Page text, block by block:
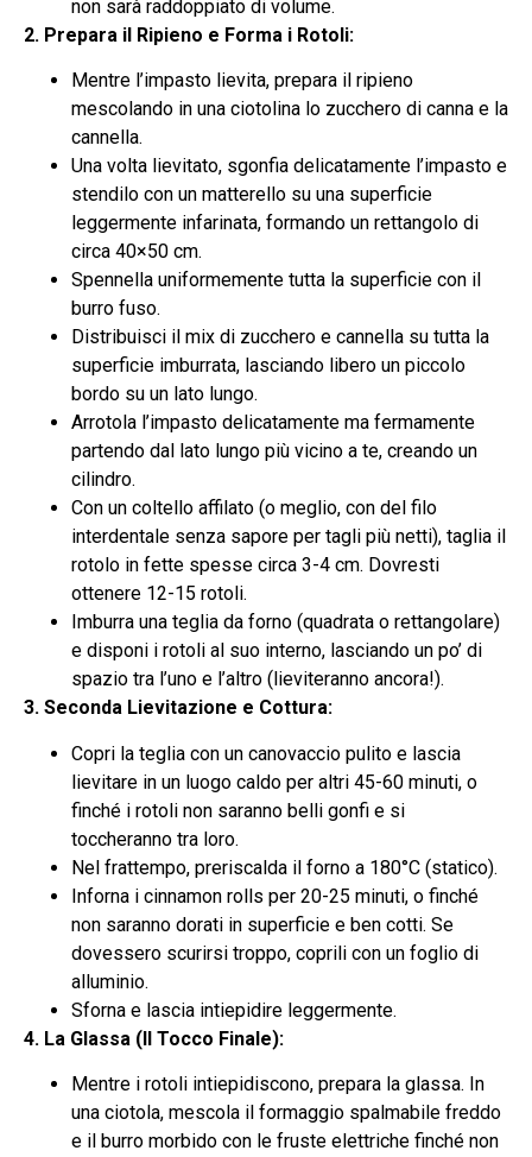
non sarà raddoppiato di volume.
2. Prepara il Ripieno e Forma i Rotoli:
Mentre l’impasto lievita, prepara il ripieno
mescolando in una ciotolina lo zucchero di canna e la
cannella.
Una volta lievitato, sgonfia delicatamente l’impasto e
stendilo con un matterello su una superficie
leggermente infarinata, formando un rettangolo di
circa 40×50 cm.
Spennella uniformemente tutta la superficie con il
burro fuso.
Distribuisci il mix di zucchero e cannella su tutta la
superficie imburrata, lasciando libero un piccolo
bordo su un lato lungo.
Arrotola l’impasto delicatamente ma fermamente
partendo dal lato lungo più vicino a te, creando un
cilindro.
Con un coltello affilato (o meglio, con del filo
interdentale senza sapore per tagli più netti), taglia il
rotolo in fette spesse circa 3-4 cm. Dovresti
ottenere 12-15 rotoli.
Imburra una teglia da forno (quadrata o rettangolare)
e disponi i rotoli al suo interno, lasciando un po’ di
spazio tra l’uno e l’altro (lieviteranno ancora!).
3. Seconda Lievitazione e Cottura:
Copri la teglia con un canovaccio pulito e lascia
lievitare in un luogo caldo per altri 45-60 minuti, o
finché i rotoli non saranno belli gonfi e si
toccheranno tra loro.
Nel frattempo, preriscalda il forno a 180°C (statico).
Inforna i cinnamon rolls per 20-25 minuti, o finché
non saranno dorati in superficie e ben cotti. Se
dovessero scurirsi troppo, coprili con un foglio di
alluminio.
Sforna e lascia intiepidire leggermente.
4. La Glassa (Il Tocco Finale):
Mentre i rotoli intiepidiscono, prepara la glassa. In
una ciotola, mescola il formaggio spalmabile freddo
e il burro morbido con le fruste elettriche finché non